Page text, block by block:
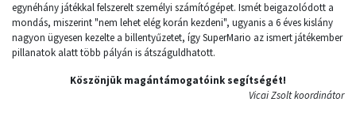
egynéhány játékkal felszerelt személyi számítógépet. Ismét beigazolódott a
mondás, miszerint "nem lehet elég korán kezdeni", ugyanis a 6 éves kislány
nagyon ügyesen kezelte a billentyűzetet, így SuperMario az ismert játékember
pillanatok alatt több pályán is átszáguldhatott.
Köszönjük magántámogatóink segítségét!
Vicai Zsolt koordinátor